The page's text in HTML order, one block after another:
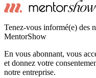
Tenez-vous informé(e) des
MentorShow
En vous abonnant, vous
et donnez votre
notre entreprise.